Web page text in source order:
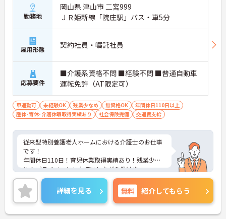
勤務地
岡山県 津山市 二宮999
ＪＲ姫新線「院庄駅」バス・車5分
雇用形態 契約社員・嘱託社員
応募要件
■介護系資格不問 ■経験不問 ■普通自動車
運転免許（AT限定可）
車通勤可 未経験OK 残業少なめ 無資格OK
年間休日110日以上
産休･育休･介護休暇取得実績あり
社会保険完備 交通費支給
従来型特別養護老人ホームにおける介護士のお仕事
です！
年間休日110日！育児休業取得実績あり！残業少な
め！プライベートも大切にしながら働けます。
正規職員への登用制度あり！正規職員になれば昇
給・賞与・退職金なども適用されます。
ご興味ある方には、面接対策ポイントなど、さらに
詳細をお話しいたしますのでお気軽にご相談くださ
い。
詳細を見る 無料 紹介してもらう